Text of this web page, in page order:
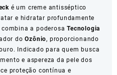
é um creme antisséptico
e hidratar profundamente
combina a poderosaTecnologia
doOzônio, proporcionando
Indicado para quem busca
e aspereza da pele dos
proteção contínua e